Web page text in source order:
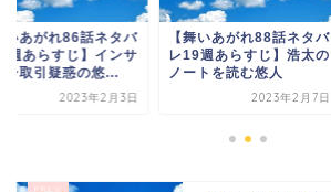
いあがれ86話ネタバ
週あらすじ】インサ
ー取引疑惑の悠...
2023年2月3日
【舞いあがれ88話ネタバ
レ19週あらすじ】浩太の
ノートを読む悠人
2023年2月7日